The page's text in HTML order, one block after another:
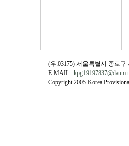
(우:03175) 서울특별시 종로구
E-MAIL :
Copyright 2005 Korea